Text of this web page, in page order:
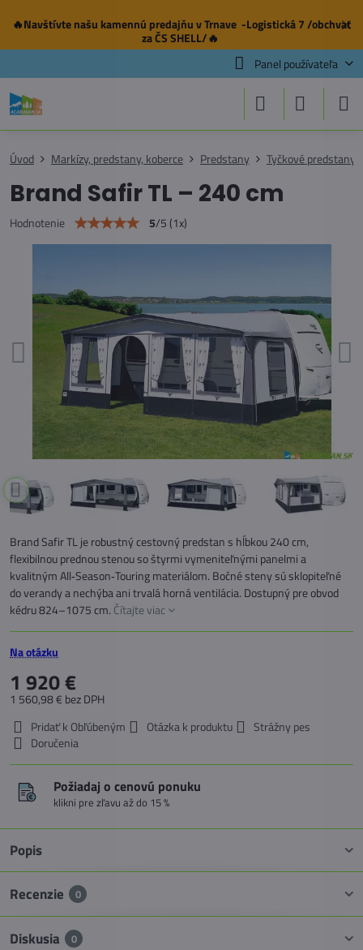
✕
🔥Navštívte našu kamennú predajňuv Trnave -Logistická 7 /obchvat
za ČS SHELL/🔥
Panel používateľa
Úvod Markízy, predstany, koberce Predstany Tyčkové predstany
Brand Safir TL – 240 cm
Hodnotenie 5/5(1x)
Brand Safir TL je robustný cestovný predstan s hĺbkou 240 cm,
flexibilnou prednou stenou so štyrmi vymeniteľnými panelmi a
kvalitným All‑Season‑Touring materiálom. Bočné steny sú sklopiteľné
do verandy a nechýba ani trvalá horná ventilácia. Dostupný pre obvod
kédru 824–1075 cm. Čítajte viac
Na otázku
1 920 €
1 560,98 € bez DPH
Pridať k Obľúbeným
Otázka k produktu
Strážny pes
Doručenia
Požiadaj o cenovú ponuku
klikni pre zľavu až do 15 %
Popis
Recenzie 0
Diskusia 0